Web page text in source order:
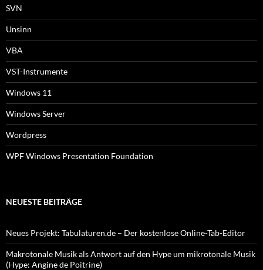
SVN
Unsinn
VBA
VST-Instrumente
Windows 11
Windows Server
Wordpress
WPF Windows Presentation Foundation
NEUESTE BEITRÄGE
Neues Projekt: Tabulaturen.de – Der kostenlose Online-Tab-Editor
Makrotonale Musik als Antwort auf den Hype um mikrotonale Musik
(Hype: Angine de Poitrine)